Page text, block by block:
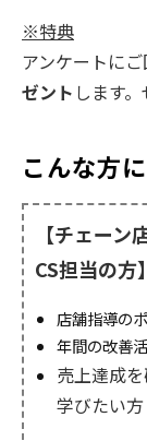
※特典
アンケートにご
ゼント します
こんな方
【チェーン
CS担当の方】
店舗指導の
年間の改善
売上達成
学びたい方